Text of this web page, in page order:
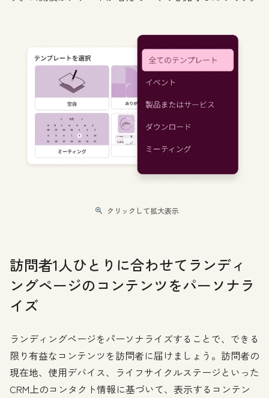
クリックして拡大表示
訪問者1人ひとりに合わせてランディ
ングページのコンテンツをパーソナラ
イズ
ランディングページをパーソナライズすることで、できる
限り有益なコンテンツを訪問者に届けましょう。訪問者の
現在地、使用デバイス、ライフサイクルステージといった
CRM上のコンタクト情報に基づいて、表示するコンテン